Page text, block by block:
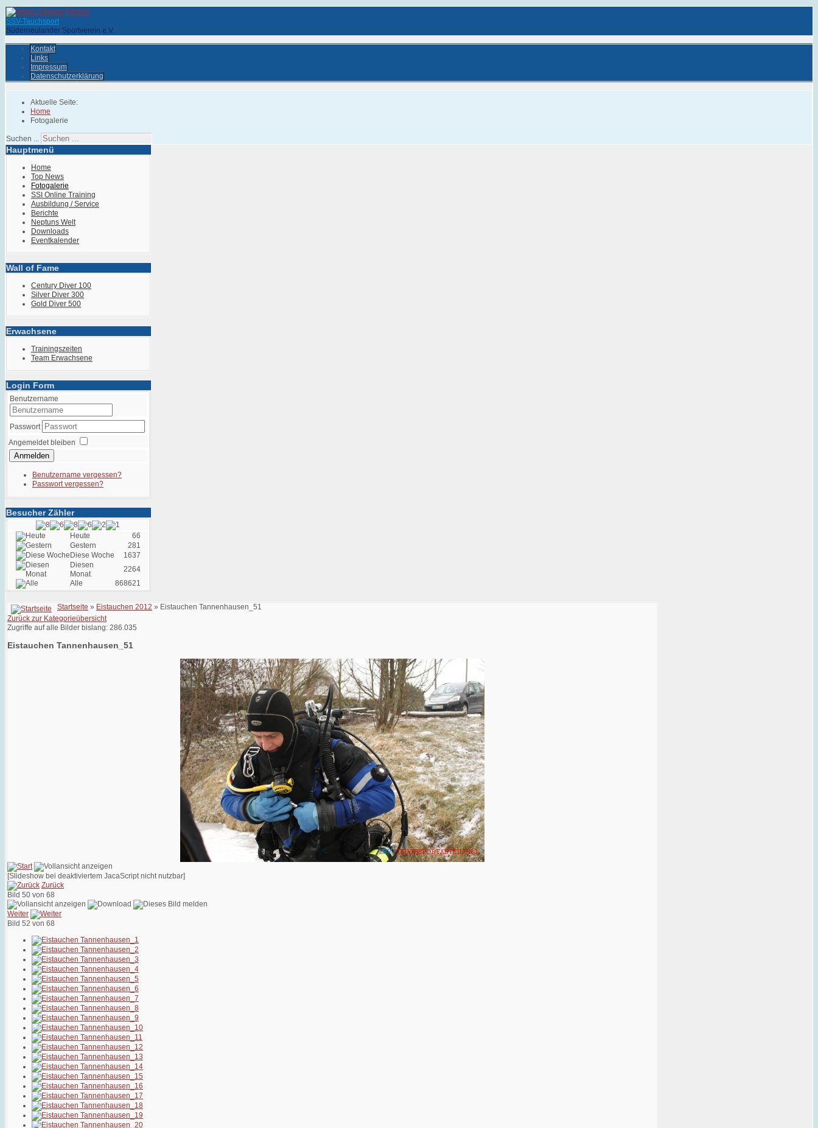
SSV-Tauchsport
Süderneulander Sportverein e.V.
Kontakt
Links
Impressum
Datenschutzerklärung
Aktuelle Seite:
Home
Fotogalerie
Suchen ...
Hauptmenü
Home
Top News
Fotogalerie
SSI Online Training
Ausbildung / Service
Berichte
Neptuns Welt
Downloads
Eventkalender
Wall of Fame
Century Diver 100
Silver Diver 300
Gold Diver 500
Erwachsene
Trainingszeiten
Team Erwachsene
Login Form
Benutzername
Passwort
Angemeldet bleiben
Anmelden
Benutzername vergessen?
Passwort vergessen?
Besucher Zähler
Heute
66
Gestern
281
Diese Woche
1637
Diesen
Monat
2264
Alle
868621
Startseite » Eistauchen 2012 » Eistauchen Tannenhausen_51
Zurück zur Kategorieübersicht
Zugriffe auf alle Bilder bislang: 286.035
Eistauchen Tannenhausen_51
[Slideshow bei deaktiviertem JacaScript nicht nutzbar]
Zurück
Bild 50 von 68
Weiter
Bild 52 von 68